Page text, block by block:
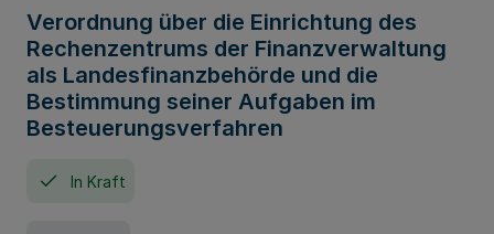
Verordnung über die Einrichtung des
Rechenzentrums der Finanzverwaltung
als Landesfinanzbehörde und die
Bestimmung seiner Aufgaben im
Besteuerungsverfahren
In Kraft